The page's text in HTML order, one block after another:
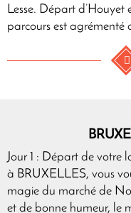
Lesse. Départ d’Houyet
parcours est
Jour 1 : Départ de
à BRUXELLES, vous
magie du marché de
et de bonne humeur, le